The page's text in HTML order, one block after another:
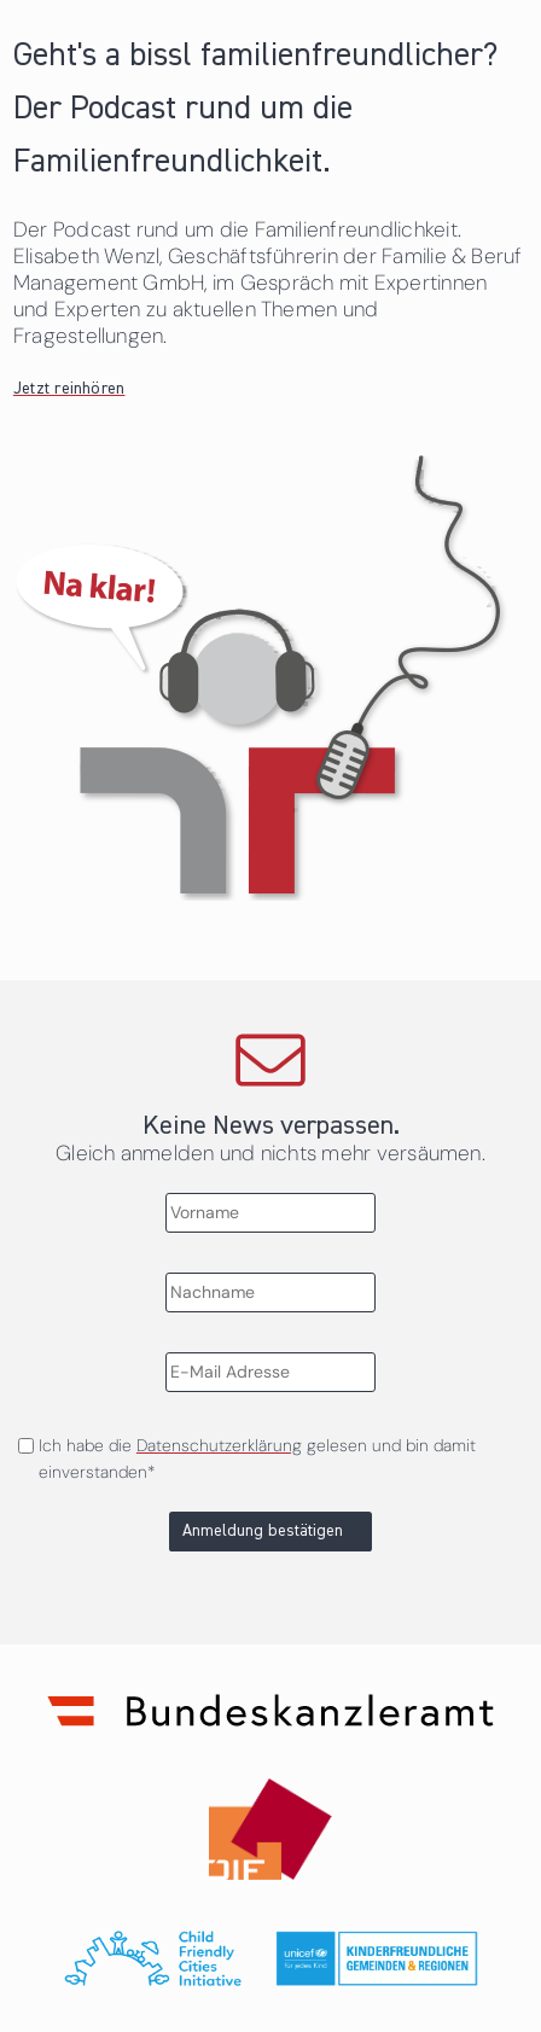
Geht's a bissl familienfreundlicher?
Der Podcast rund um die
Familienfreundlichkeit.
Der Podcast rund um die Familienfreundlichkeit.
Elisabeth Wenzl, Geschäftsführerin der Familie & Beruf
Management GmbH, im Gespräch mit Expertinnen
und Experten zu aktuellen Themen und
Fragestellungen.
Jetzt reinhören
Keine News verpassen.
Gleich anmelden und nichts mehr versäumen.
Ich habe die Datenschutzerklärunggelesen und bin damit
einverstanden*
Anmeldung bestätigen